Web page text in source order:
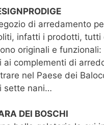
di arredamento
infatti i prodotti, tutti
originali e funzionali:
ai complementi di
nel Paese dei
sette nani…
DEI BOSCHI